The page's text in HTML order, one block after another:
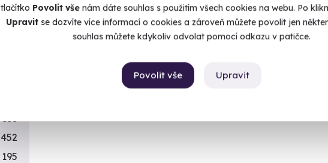
tlačítko Povolit vše nám dáte souhlas s použitím všech cookies na webu. Po
Upravitse dozvíte více informací o cookies a zároveň můžete povolit jen
souhlas můžete kdykoliv odvolat pomocí odkazu v patičce.
Upravit
Povolit vše
4 900 Kč
196
31
353
452
195